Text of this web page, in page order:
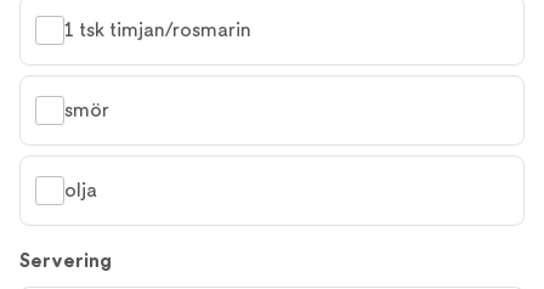
1 tsk timjan/rosmarin
smör
olja
Servering